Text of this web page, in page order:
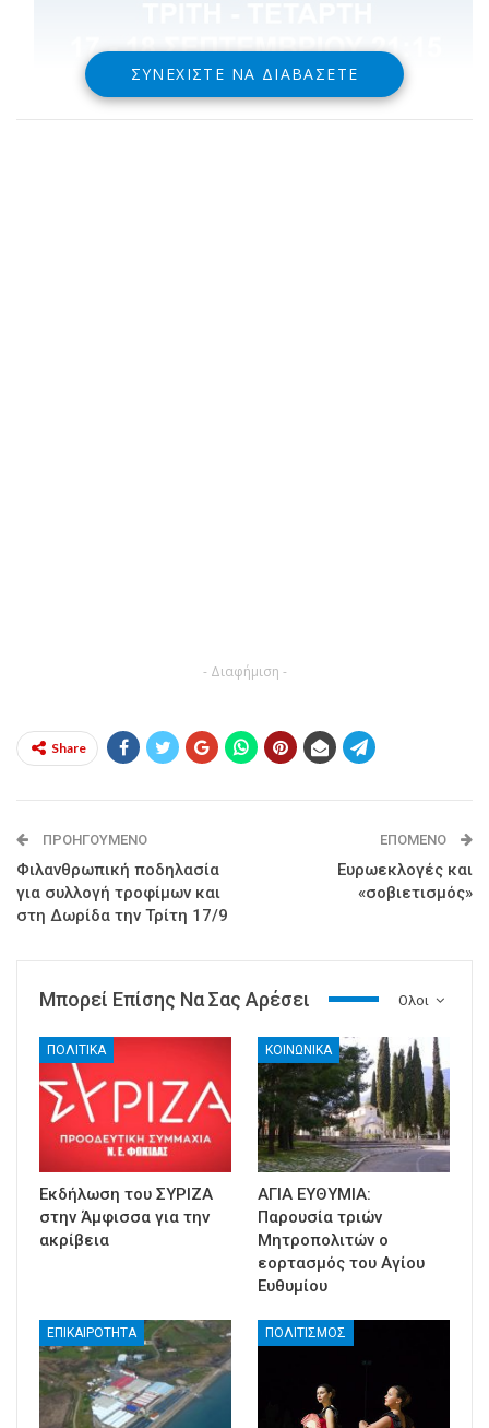
ΣΥΝΕΧΊΣΤΕ ΝΑ ΔΙΑΒΆΣΕΤΕ
- Διαφήμιση -
Share
ΠΡΟΗΓΟΎΜΕΝΟ
Φιλανθρωπική ποδηλασία
για συλλογή τροφίμων και
στη Δωρίδα την Τρίτη 17/9
ΕΠΌΜΕΝΟ
Ευρωεκλογές και
«σοβιετισμός»
Ολοι
Μπορεί Επίσης Να Σας Αρέσει
ΠΟΛΙΤΙΚΑ
Εκδήλωση του ΣΥΡΙΖΑ
στην Άμφισσα για την
ακρίβεια
ΚΟΙΝΩΝΙΚΑ
ΑΓΙΑ ΕΥΘΥΜΙΑ:
Παρουσία τριών
Μητροπολιτών ο
εορτασμός του Αγίου
Ευθυμίου
ΕΠΙΚΑΙΡΟΤΗΤΑ ΠΟΛΙΤΙΣΜΟΣ